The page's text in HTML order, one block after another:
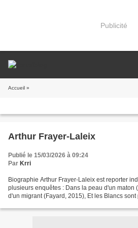
Publicité
Accueil »
Arthur Frayer-Laleix
Publié le 15/03/2026 à 09:24
Par Krri
Biographie Arthur Frayer-Laleix est reporter
plusieurs enquêtes : Dans la peau d'un maton
d'un migrant (Fayard, 2015), Et les Blancs